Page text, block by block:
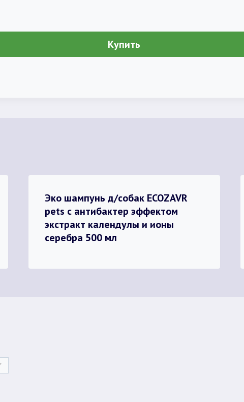
Купить
Эко шампунь д/собак ECOZAVR
pets с антибактер эффектом
экстракт календулы и ионы
серебра 500 мл